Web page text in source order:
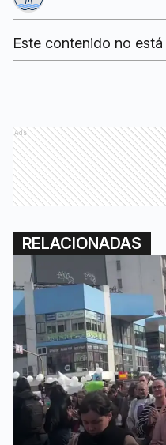
Este contenido no
Ads
RELACIONADAS